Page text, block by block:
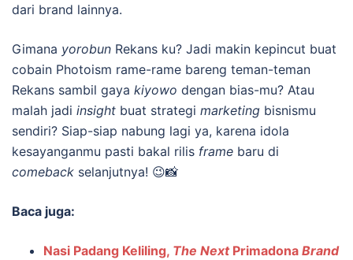
dari brand lainnya.
Gimana yorobun Rekans ku? Jadi makin kepincut buat
cobain Photoism rame-rame bareng teman-teman
Rekans sambil gaya kiyowo dengan bias-mu? Atau
malah jadi insight buat strategi marketing bisnismu
sendiri? Siap-siap nabung lagi ya, karena idola
kesayanganmu pasti bakal rilis frame baru di
comeback selanjutnya! 😉📸
Baca juga:
Nasi Padang Keliling, The NextPrimadona Brand